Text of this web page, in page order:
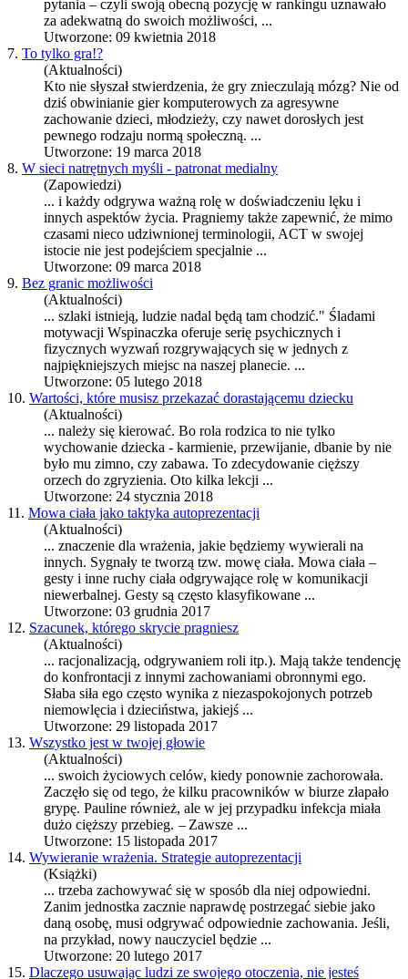
pytania – czyli swoją obecną pozycję w rankingu uznawało
za adekwatną do swoich możliwości, ...
Utworzone: 09 kwietnia 2018
7. To tylko gra!?
(Aktualności)
Kto nie słyszał stwierdzenia, że gry znieczulają mózg? Nie od
dziś obwinianie gier komputerowych za agresywne
zachowanie dzieci, młodzieży, czy nawet dorosłych jest
pewnego rodzaju normą społeczną. ...
Utworzone: 19 marca 2018
8. W sieci natrętnych myśli - patronat medialny
(Zapowiedzi)
... i każdy odgrywa ważną rolę w doświadczeniu lęku i
innych aspektów życia. Pragniemy także zapewnić, że mimo
czasami nieco udziwnionej terminologii, ACT w swojej
istocie nie jest podejściem specjalnie ...
Utworzone: 09 marca 2018
9. Bez granic możliwości
(Aktualności)
... szlaki istnieją, ludzie nadal będą tam chodzić." Śladami
motywacji Wspinaczka oferuje serię psychicznych i
fizycznych wyzwań rozgrywających się w jednych z
najpiękniejszych miejsc na naszej planecie. ...
Utworzone: 05 lutego 2018
10. Wartości, które musisz przekazać dorastającemu dziecku
(Aktualności)
... należy się kierować. Bo rola rodzica to nie tylko
wychowanie dziecka - karmienie, przewijanie, dbanie by nie
było mu zimno, czy zabawa. To zdecydowanie cięższy
orzech do zgryzienia. Oto kilka lekcji ...
Utworzone: 24 stycznia 2018
11. Mowa ciała jako taktyka autoprezentacji
(Aktualności)
... znaczenie dla wrażenia, jakie będziemy wywierali na
innych. Sygnały te tworzą tzw. mowę ciała. Mowa ciała –
gesty i inne ruchy ciała odgrywające rolę w komunikacji
niewerbalnej. Gesty są często klasyfikowane ...
Utworzone: 03 grudnia 2017
12. Szacunek, którego skrycie pragniesz
(Aktualności)
... racjonalizacją, odgrywaniem roli itp.). Mają także tendencję
do konfrontacji z innymi zachowaniami obronnymi ego.
Słaba siła ego często wynika z niezaspokojonych potrzeb
niemowlęcia i dzieciństwa, jakiejś ...
Utworzone: 29 listopada 2017
13. Wszystko jest w twojej głowie
(Aktualności)
... swoich życiowych celów, kiedy ponownie zachorowała.
Zaczęło się od tego, że kilku pracowników w biurze złapało
grypę. Pauline również, ale w jej przypadku infekcja miała
dużo cięższy przebieg. – Zawsze ...
Utworzone: 15 listopada 2017
14. Wywieranie wrażenia. Strategie autoprezentacji
(Książki)
... trzeba zachowywać się w sposób dla niej odpowiedni.
Zanim jednostka zacznie naprawdę postrzegać siebie jako
daną osobę, musi odgrywać odpowiednie zachowania. Jeśli,
na przykład, nowy nauczyciel będzie ...
Utworzone: 20 lutego 2017
15. Dlaczego usuwając ludzi ze swojego otoczenia, nie jesteś